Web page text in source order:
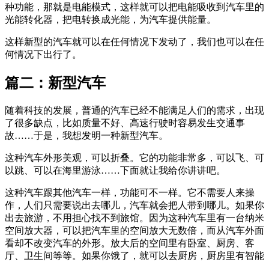
种功能，那就是电能模式，这样就可以把电能吸收到汽车里的
光能转化器，把电转换成光能，为汽车提供能量。
这样新型的汽车就可以在任何情况下发动了，我们也可以在任
何情况下出行了。
篇二：新型汽车
随着科技的发展，普通的汽车已经不能满足人们的需求，出现
了很多缺点，比如质量不好、高速行驶时容易发生交通事
故……于是，我想发明一种新型汽车。
这种汽车外形美观，可以折叠。它的功能非常多，可以飞、可
以跳、可以在海里游泳……下面就让我给你讲讲吧。
这种汽车跟其他汽车一样，功能可不一样。它不需要人来操
作，人们只需要说出去哪儿，汽车就会把人带到哪儿。如果你
出去旅游，不用担心找不到旅馆。因为这种汽车里有一台纳米
空间放大器，可以把汽车里的空间放大无数倍，而从汽车外面
看却不改变汽车的外形。放大后的空间里有卧室、厨房、客
厅、卫生间等等。如果你饿了，就可以去厨房，厨房里有智能